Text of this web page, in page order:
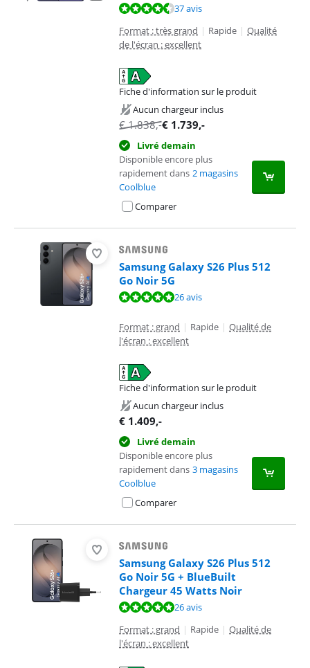
La note est de 9,4 sur 10, basée sur 37 avis.37 avis
Format : très grand | Rapide | Qualité
de l'écran : excellent
Fiche d'information sur le produit
s'ouvre dans un nouvel ongletAucun chargeur inclus
€1.838,-€ 1.739,-
Livré demain
Disponible encore plus
rapidement dans 2 magasins
Coolblue
Comparer
Samsung Galaxy S26 Plus 512
Go Noir 5G
La note est de 9,8 sur 10, basée sur 26 avis.26 avis
Format : grand | Rapide | Qualité de
l'écran : excellent
Fiche d'information sur le produit
s'ouvre dans un nouvel ongletAucun chargeur inclus
€ 1.409,-
Livré demain
Disponible encore plus
rapidement dans 3 magasins
Coolblue
Comparer
Samsung Galaxy S26 Plus 512
Go Noir 5G + BlueBuilt
Chargeur 45 Watts Noir
La note est de 9,8 sur 10, basée sur 26 avis.26 avis
Format : grand | Rapide | Qualité de
l'écran : excellent